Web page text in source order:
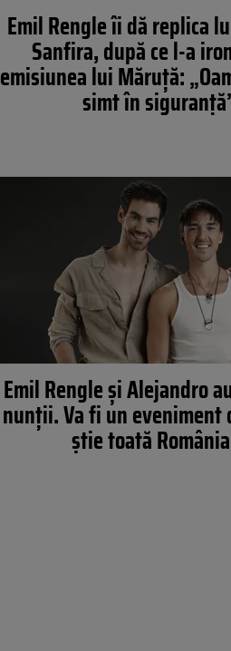
Emil Rengle îi dă replica
Sanfira, după ce l-a
emisiunea lui Măruță:
simt în
Emil Rengle și Alejandro
nunții. Va fi un eveniment
știe toată